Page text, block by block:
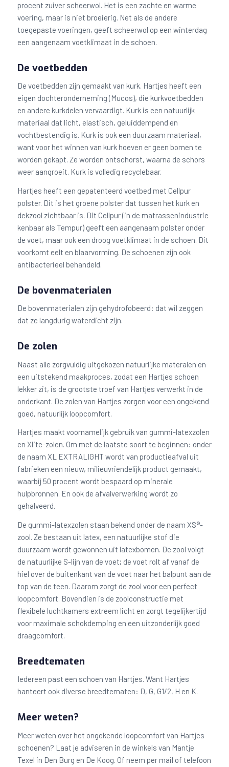
procent zuiver scheerwol. Het is een zachte en warme
voering, maar is niet broeierig. Net als de andere
toegepaste voeringen, geeft scheerwol op een winterdag
een aangenaam voetklimaat in de schoen.
De voetbedden
De voetbedden zijn gemaakt van kurk. Hartjes heeft een
eigen dochteronderneming (Mucos), die kurkvoetbedden
en andere kurkdelen vervaardigt. Kurk is een natuurlijk
materiaal dat licht, elastisch, geluiddempend en
vochtbestendig is. Kurk is ook een duurzaam materiaal,
want voor het winnen van kurk hoeven er geen bomen te
worden gekapt. Ze worden ontschorst, waarna de schors
weer aangroeit. Kurk is volledig recyclebaar.
Hartjes heeft een gepatenteerd voetbed met Cellpur
polster. Dit is het groene polster dat tussen het kurk en
dekzool zichtbaar is. Dit Cellpur (in de matrassenindustrie
kenbaar als Tempur) geeft een aangenaam polster onder
de voet, maar ook een droog voetklimaat in de schoen. Dit
voorkomt eelt en blaarvorming. De schoenen zijn ook
antibacterieel behandeld.
De bovenmaterialen
De bovenmaterialen zijn gehydrofobeerd: dat wil zeggen
dat ze langdurig waterdicht zijn.
De zolen
Naast alle zorgvuldig uitgekozen natuurlijke materalen en
een uitstekend maakproces, zodat een Hartjes schoen
lekker zit, is de grootste troef van Hartjes verwerkt in de
onderkant. De zolen van Hartjes zorgen voor een ongekend
goed, natuurlijk loopcomfort.
Hartjes maakt voornamelijk gebruik van gummi-latexzolen
en Xlite-zolen. Om met de laatste soort te beginnen: onder
de naam XL EXTRALIGHT wordt van productieafval uit
fabrieken een nieuw, milieuvriendelijk product gemaakt,
waarbij 50 procent wordt bespaard op minerale
hulpbronnen. En ook de afvalverwerking wordt zo
gehalveerd.
De gummi-latexzolen staan bekend onder de naam XS®-
zool. Ze bestaan uit latex, een natuurlijke stof die
duurzaam wordt gewonnen uit latexbomen. De zool volgt
de natuurlijke S-lijn van de voet; de voet rolt af vanaf de
hiel over de buitenkant van de voet naar het balpunt aan de
top van de teen. Daarom zorgt de zool voor een perfect
loopcomfort. Bovendien is de zoolconstructie met
flexibele luchtkamers extreem licht en zorgt tegelijkertijd
voor maximale schokdemping en een uitzonderlijk goed
draagcomfort.
Breedtematen
Iedereen past een schoen van Hartjes. Want Hartjes
hanteert ook diverse breedtematen: D, G, G1/2, H en K.
Meer weten?
Meer weten over het ongekende loopcomfort van Hartjes
schoenen? Laat je adviseren in de winkels van Mantje
Texel in Den Burg en De Koog. Of neem per mail of telefoon